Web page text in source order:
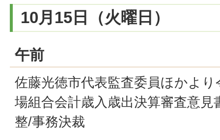
10月15日（火曜日）
午前
佐藤光徳市代表監査委員ほかよ
場組合会計歳入歳出決算審査意見
整/事務決裁